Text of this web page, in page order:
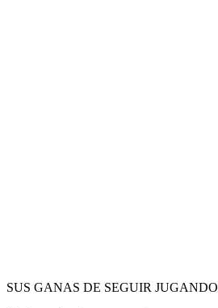
SUS GANAS DE SEGUIR JUGANDO